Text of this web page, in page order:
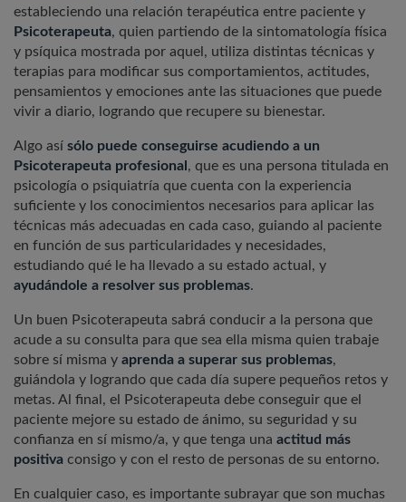
estableciendo una relación terapéutica entre paciente y
Psicoterapeuta, quien partiendo de la sintomatología física
y psíquica mostrada por aquel, utiliza distintas técnicas y
terapias para modificar sus comportamientos, actitudes,
pensamientos y emociones ante las situaciones que puede
vivir a diario, logrando que recupere su bienestar.
Algo así sólo puede conseguirse acudiendo a un
Psicoterapeuta profesional , que es una persona titulada en
psicología o psiquiatría que cuenta con la experiencia
suficiente y los conocimientos necesarios para aplicar las
técnicas más adecuadas en cada caso, guiando al paciente
en función de sus particularidades y necesidades,
estudiando qué le ha llevado a su estado actual, y
ayudándole a resolver sus problemas.
Un buen Psicoterapeuta sabrá conducir a la persona que
acude a su consulta para que sea ella misma quien trabaje
sobre sí misma y aprenda a superar sus problemas,
guiándola y logrando que cada día supere pequeños retos y
metas. Al final, el Psicoterapeuta debe conseguir que el
paciente mejore su estado de ánimo, su seguridad y su
confianza en sí mismo/a, y que tenga una actitud más
positiva consigo y con el resto de personas de su entorno.
En cualquier caso, es importante subrayar que son muchas